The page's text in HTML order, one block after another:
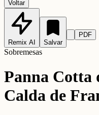
Voltar
Remix AI Salvar
PDF
Sobremesas
Panna Cotta
Calda de